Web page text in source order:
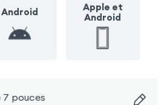
Android
Apple et
Android
pouces